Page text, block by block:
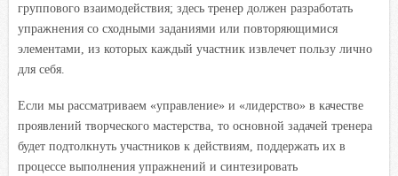
группового взаимодействия; здесь тренер должен разработать
упражнения со сходными заданиями или повторяющимися
элементами, из которых каждый участник извлечет пользу лично
для себя.
Если мы рассматриваем «управление» и «лидерство» в качестве
проявлений творческого мастерства, то основной задачей тренера
будет подтолкнуть участников к действиям, поддержать их в
процессе выполнения упражнений и синтезировать